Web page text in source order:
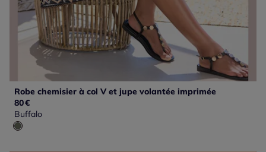
Robe chemisier à col V et jupe volantée imprimée
80€
Buffalo